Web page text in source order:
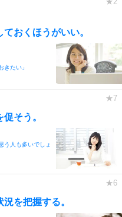
おくほうがいい。
きたい」
そう。
う人も多いでしょ
を把握する。